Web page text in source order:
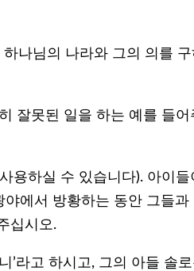
나님의 나라와 그의 의를
잘못된 일을 하는 예를 들어
용하실 수 있습니다). 아이들
에서 방황하는 동안 그들과
십시오.
’라고 하시고, 그의 아들 솔